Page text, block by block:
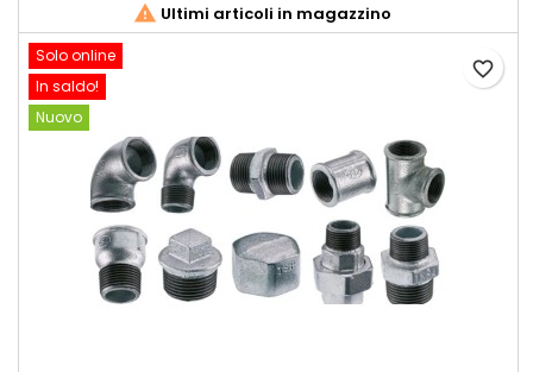
 Ultimi articoli in magazzino
Solo online
In saldo!
Nuovo
favorite_border